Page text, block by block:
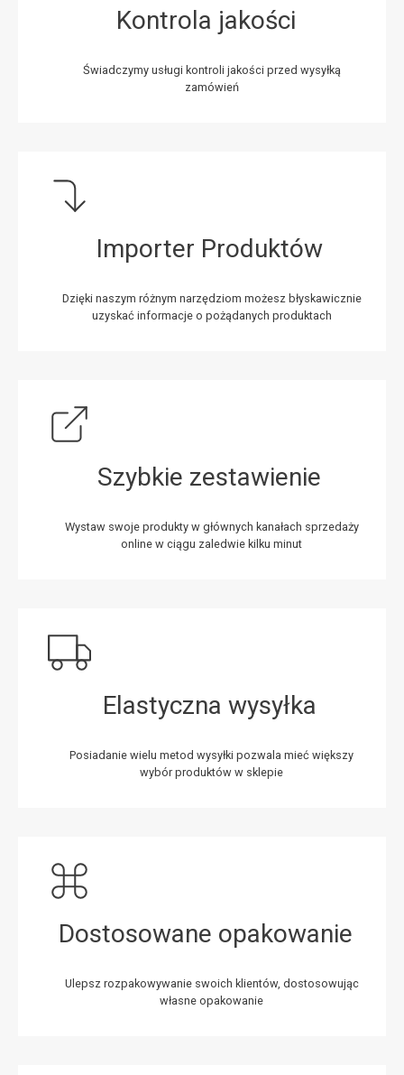
Kontrola jakości
Świadczymy usługi kontroli jakości przed wysyłką
zamówień
Importer Produktów
Dzięki naszym różnym narzędziom możesz błyskawicznie
uzyskać informacje o pożądanych produktach
Szybkie zestawienie
Wystaw swoje produkty w głównych kanałach sprzedaży
online w ciągu zaledwie kilku minut
Elastyczna wysyłka
Posiadanie wielu metod wysyłki pozwala mieć większy
wybór produktów w sklepie
Dostosowane opakowanie
Ulepsz rozpakowywanie swoich klientów, dostosowując
własne opakowanie